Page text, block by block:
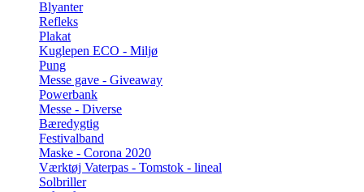
Blyanter
Refleks
Plakat
Kuglepen ECO - Miljø
Pung
Messe gave - Giveaway
Powerbank
Messe - Diverse
Bæredygtig
Festivalband
Maske - Corona 2020
Værktøj Vaterpas - Tomstok - lineal
Solbriller